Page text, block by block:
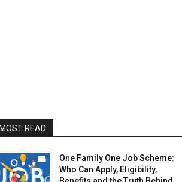
READ
One Family One Job Scheme:
Who Can Apply, Eligibility,